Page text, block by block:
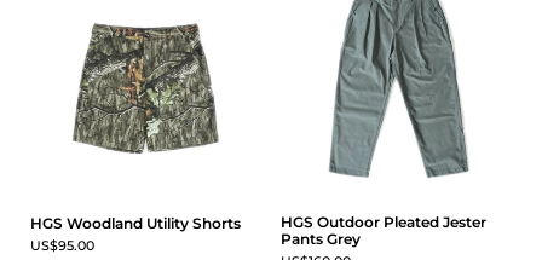
HGS Woodland Utility Shorts
US$95.00
HGS Outdoor Pleated Jester
Pants Grey